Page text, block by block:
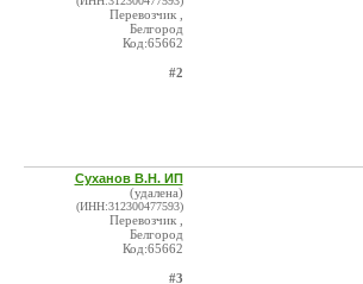
Перевозчик ,
Белгород
Код:65662
#2
Суханов В.Н. ИП
(удалена)
(ИНН:312300477593)
Перевозчик ,
Белгород
Код:65662
#3